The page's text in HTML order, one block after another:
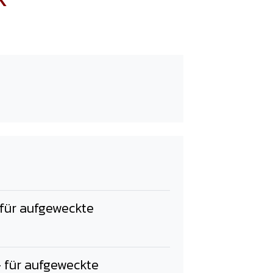
aufgeweckte
für aufgeweckte